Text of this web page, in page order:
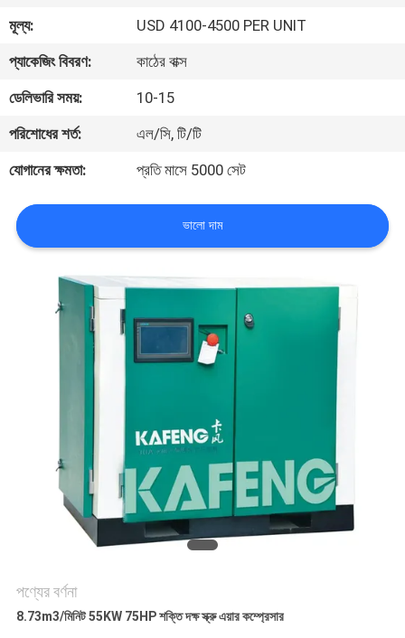
গুণমান
নিয়ন্ত্রণ
সাথে
যোগাযোগ
PRIVACY
POLICY
মূল্য:
USD 4100-4500 PER UNIT
প্যাকেজিং বিবরণ:
কাঠের বাক্স
ডেলিভারি সময়:
10-15
পরিশোধের শর্ত:
এল/সি, টি/টি
যোগানের ক্ষমতা:
প্রতি মাসে 5000 সেট
ভালো দাম
পণ্যের বর্ণনা
8.73m3/মিনিট 55KW 75HP শক্তি দক্ষ স্ক্রু এয়ার কম্প্রেসার